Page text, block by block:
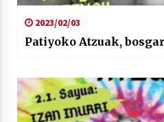
2023/02/03
Patiyoko Atzuak,